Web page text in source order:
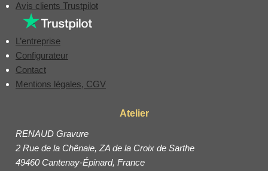
Avis clients Trustpilot
L’entreprise
Configurateur
Contact
Mentions légales, CGV
Atelier
RENAUD Gravure
2 Rue de la Chênaie, ZA de la Croix de Sarthe
49460 Cantenay-Épinard, France